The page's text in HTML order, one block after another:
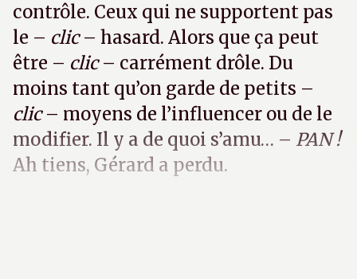
contrôle. Ceux qui ne supportent pas
le – clic– hasard. Alors que ça peut
être – clic– carrément drôle. Du
moins tant qu’on garde de petits –
clic– moyens de l’influencer ou de le
modifier. Il y a de quoi s’amu… – PAN !
Ah tiens, Gérard a perdu.